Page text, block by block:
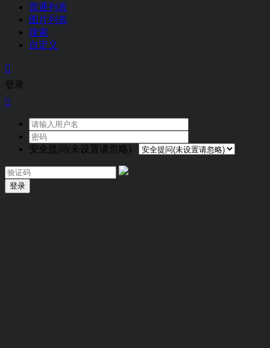
普通列表
图片列表
搜索
自定义

登录

安全提问(未设置请忽略)
登录